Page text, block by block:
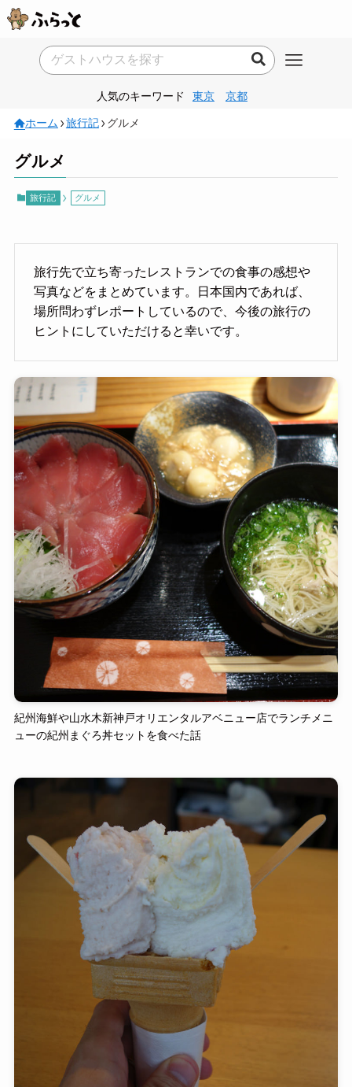
人気のキーワード 東京 京都
ホーム 旅行記 グルメ
グルメ
旅行記 グルメ
旅行先で立ち寄ったレストランでの食事の感想や
写真などをまとめています。日本国内であれば、
場所問わずレポートしているので、今後の旅行の
ヒントにしていただけると幸いです。
紀州海鮮や山水木新神戸オリエンタルアベニュー店でランチメニ
ューの紀州まぐろ丼セットを食べた話